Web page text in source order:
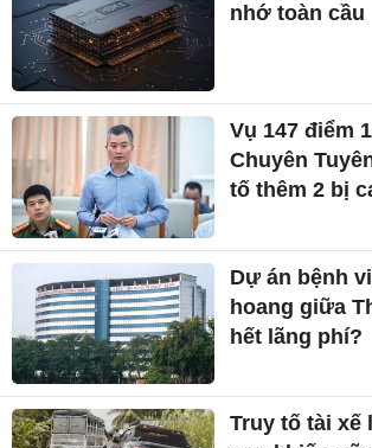
nhớ toàn cầu
Vụ 147 điểm
Chuyên
tố thêm 2 bị
Dự án bệnh
hoang giữa
hết lãng phí?
Truy tố tài xế